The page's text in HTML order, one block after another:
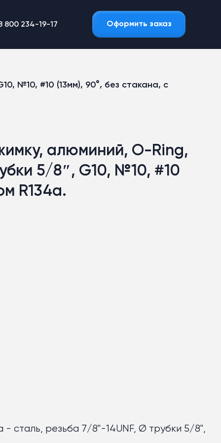
800 234-19-17 Оформить заказ
№10, #10 (13мм), 90°, без стакана, с
алюминий, O-Ring,
5/8″, G10, №10, #10
R134a.
- сталь, резьба 7/8"-14UNF, Ø трубки 5/8",